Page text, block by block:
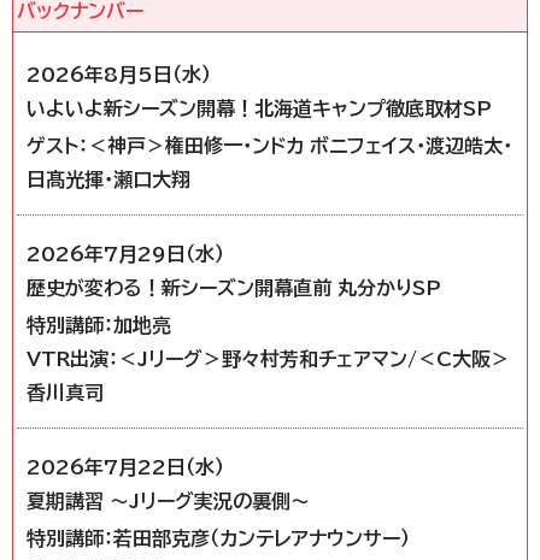
2026年8月5日（水）
いよいよ新シーズン開幕！北海道キャンプ徹底取材SP
ゲスト：＜神戸＞権田修一・ンドカ ボニフェイス・渡辺皓太・
日髙光揮・瀬口大翔
2026年7月29日（水）
歴史が変わる！新シーズン開幕直前 丸分かりSP
特別講師：加地亮
VTR出演：＜Jリーグ＞野々村芳和チェアマン/＜C大阪＞
香川真司
2026年7月22日（水）
夏期講習 ～Jリーグ実況の裏側～
特別講師：若田部克彦（カンテレアナウンサー）